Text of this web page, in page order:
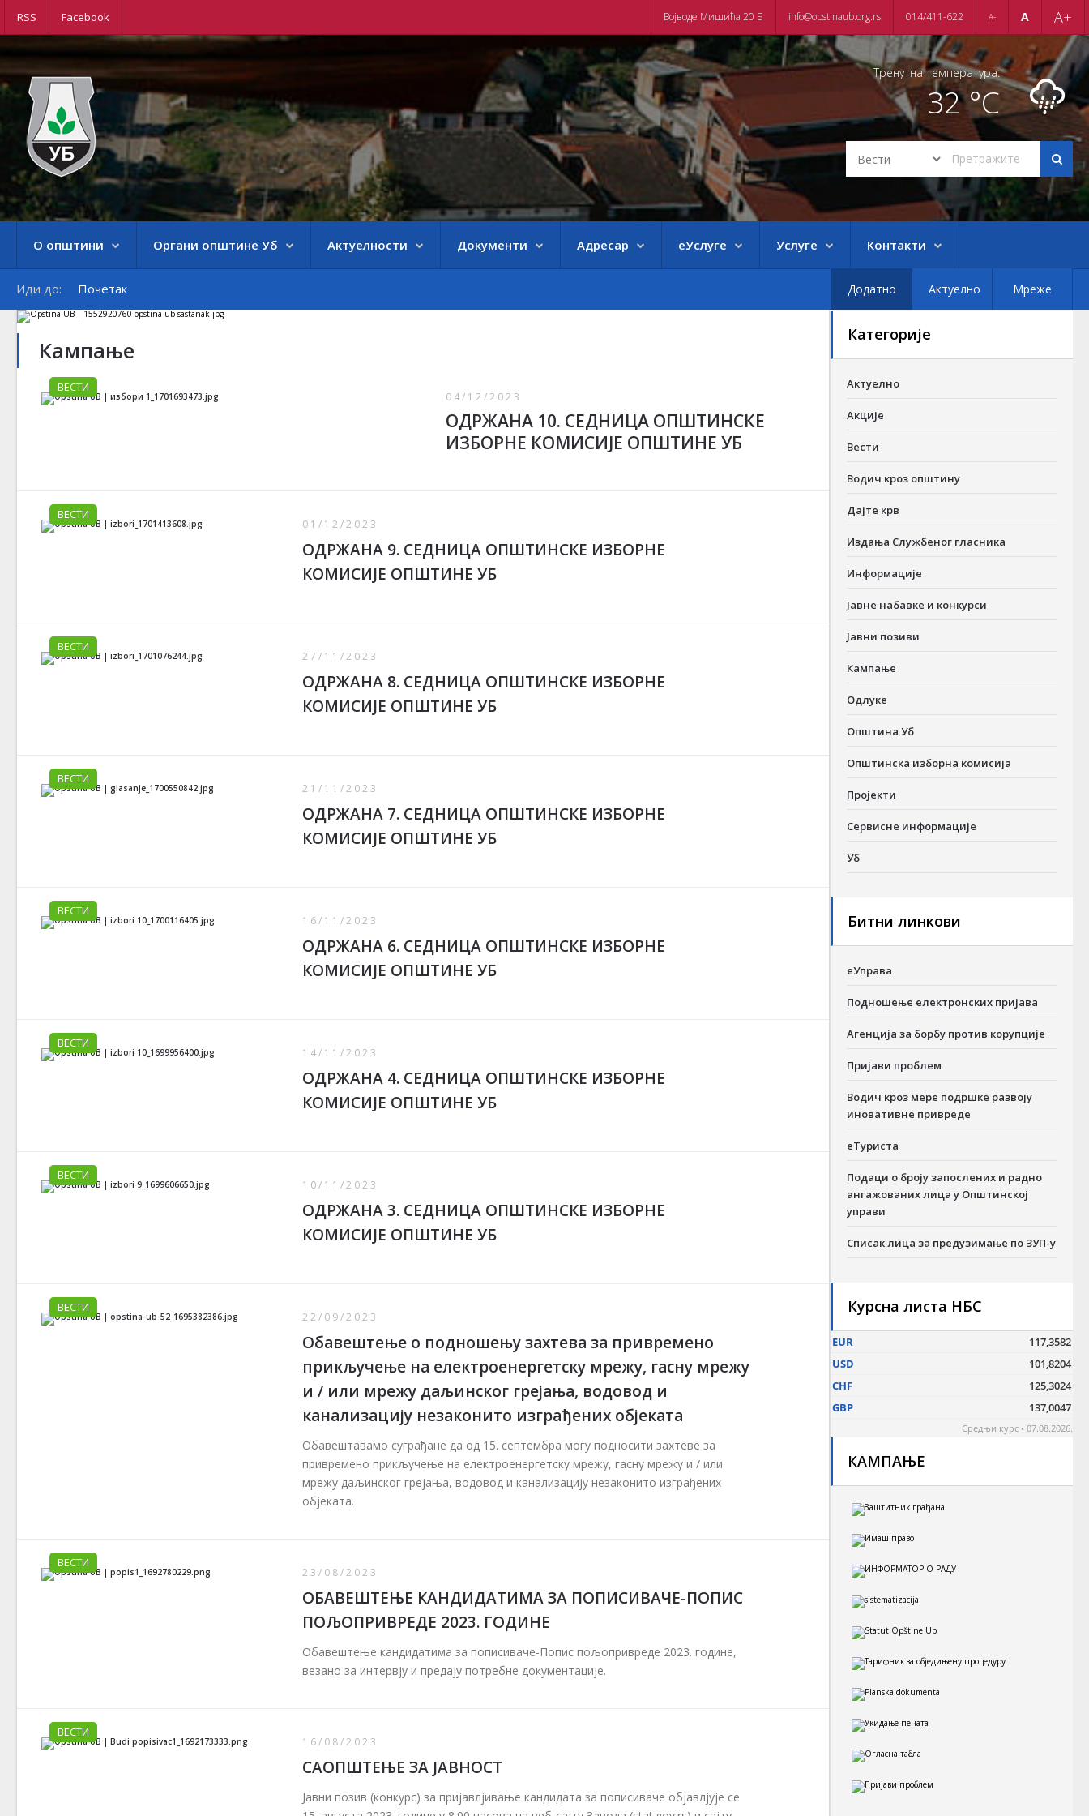
RSS Facebook A- A A+
Војводе Мишића 20 Б info@opstinaub.org.rs 014/411-622
Тренутна температура:
32 °C
О општини Органи општине Уб Актуелности Документи Адресар еУслуге Услуге Контакти
Иди до: Почетак
Кампање
ВЕСТИ
04/12/2023
ОДРЖАНА 10. СЕДНИЦА ОПШТИНСКЕ
ИЗБОРНЕ КОМИСИЈЕ ОПШТИНЕ УБ
ВЕСТИ
01/12/2023
ОДРЖАНА 9. СЕДНИЦА ОПШТИНСКЕ ИЗБОРНЕ
КОМИСИЈЕ ОПШТИНЕ УБ
ВЕСТИ
27/11/2023
ОДРЖАНА 8. СЕДНИЦА ОПШТИНСКЕ ИЗБОРНЕ
КОМИСИЈЕ ОПШТИНЕ УБ
ВЕСТИ
21/11/2023
ОДРЖАНА 7. СЕДНИЦА ОПШТИНСКЕ ИЗБОРНЕ
КОМИСИЈЕ ОПШТИНЕ УБ
ВЕСТИ
16/11/2023
ОДРЖАНА 6. СЕДНИЦА ОПШТИНСКЕ ИЗБОРНЕ
КОМИСИЈЕ ОПШТИНЕ УБ
ВЕСТИ
14/11/2023
ОДРЖАНА 4. СЕДНИЦА ОПШТИНСКЕ ИЗБОРНЕ
КОМИСИЈЕ ОПШТИНЕ УБ
ВЕСТИ
10/11/2023
ОДРЖАНА 3. СЕДНИЦА ОПШТИНСКЕ ИЗБОРНЕ
КОМИСИЈЕ ОПШТИНЕ УБ
ВЕСТИ
22/09/2023
Обавештење о подношењу захтева за привремено
прикључење на електроенергетску мрежу, гасну мрежу
и / или мрежу даљинског грејања, водовод и
канализацију незаконито изграђених објеката
Обавештавамо суграђане да од 15. септембра могу подносити захтеве за
привремено прикључење на електроенергетску мрежу, гасну мрежу и / или
мрежу даљинског грејања, водовод и канализацију незаконито изграђених
објеката.
ВЕСТИ
23/08/2023
ОБАВЕШТЕЊЕ КАНДИДАТИМА ЗА ПОПИСИВАЧЕ-ПОПИС
ПОЉОПРИВРЕДЕ 2023. ГОДИНЕ
Обавештење кандидатима за пописиваче-Попис пољопривреде 2023. године,
везано за интервју и предају потребне документације.
ВЕСТИ
16/08/2023
САОПШТЕЊЕ ЗА ЈАВНОСТ
Јавни позив (конкурс) за пријавлјивање кандидата за пописиваче објавлјује се
Додатно Актуелно Мреже
Категорије
Актуелно
Акције
Вести
Водич кроз општину
Дајте крв
Издања Службеног гласника
Информације
Јавне набавке и конкурси
Јавни позиви
Кампање
Одлуке
Општина Уб
Општинска изборна комисија
Пројекти
Сервисне информације
Уб
Битни линкови
еУправа
Подношење електронских пријава
Агенција за борбу против корупције
Пријави проблем
Водич кроз мере подршке развоју
иновативне привреде
еТуриста
Подаци о броју запослених и радно
ангажованих лица у Општинској
управи
Списак лица за предузимање по ЗУП-у
Курсна листа НБС
КАМПАЊЕ